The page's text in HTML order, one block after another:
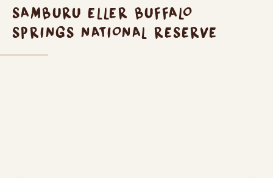
SAMBURU ELLER BUFFALO
SPRINGS NATIONAL RESERVE